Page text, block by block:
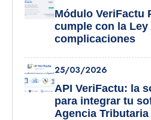
Módulo VeriFactu
cumple con la
complicaciones
25/03/2026
API VeriFactu: la
para integrar tu
Agencia Tributaria